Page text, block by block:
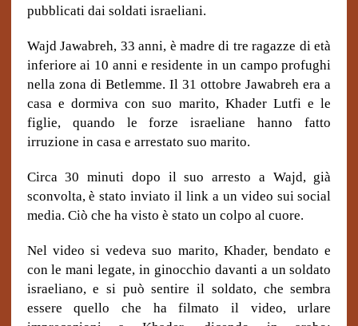
pubblicati dai soldati israeliani.
Wajd Jawabreh, 33 anni, è madre di tre ragazze di età
inferiore ai 10 anni e residente in un campo profughi
nella zona di Betlemme. Il 31 ottobre Jawabreh era a
casa e dormiva con suo marito, Khader Lutfi e le
figlie, quando le forze israeliane hanno fatto
irruzione in casa e arrestato suo marito.
Circa 30 minuti dopo il suo arresto a Wajd, già
sconvolta, è stato inviato il link a un video sui social
media. Ciò che ha visto è stato un colpo al cuore.
Nel video si vedeva suo marito, Khader, bendato e
con le mani legate, in ginocchio davanti a un soldato
israeliano, e si può sentire il soldato, che sembra
essere quello che ha filmato il video, urlare